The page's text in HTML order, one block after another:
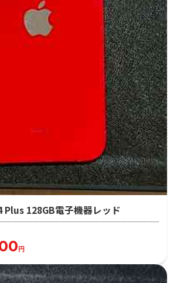
128GB電子機器レッド
円